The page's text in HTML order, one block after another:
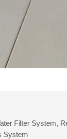
Filter System,
System